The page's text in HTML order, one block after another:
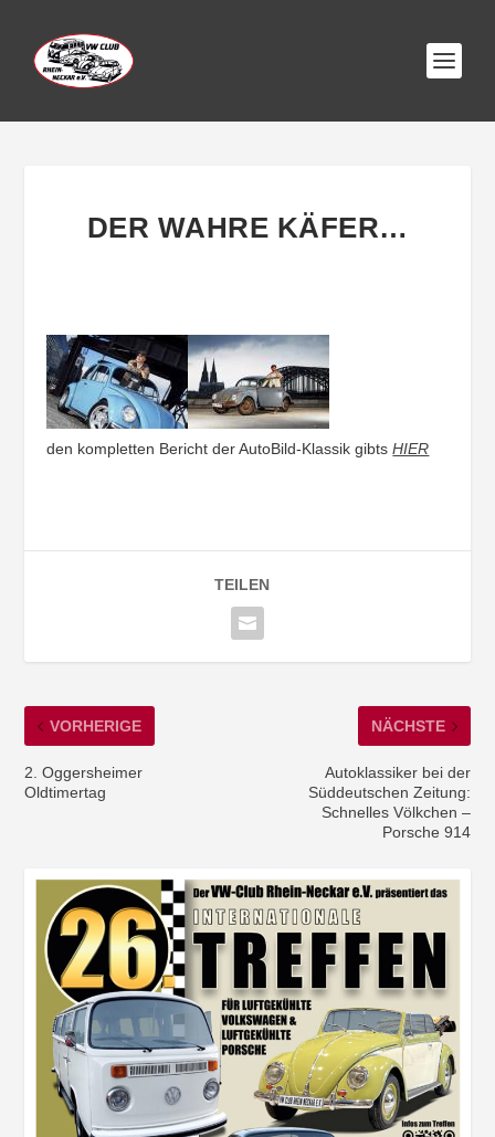
DER WAHRE KÄFER…
den kompletten Bericht der AutoBild-Klassik gibtsHIER
TEILEN
VORHERIGE
2. Oggersheimer
Oldtimertag
NÄCHSTE
Autoklassiker bei der
Süddeutschen Zeitung:
Schnelles Völkchen –
Porsche 914